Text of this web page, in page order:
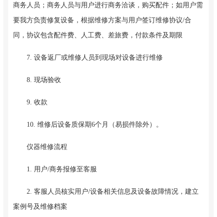
商务人员；商务人员与用户进行商务洽谈，购买配件；如用户需
要我方负责修复设备，根据维修方案与用户签订维修协议/合
同，协议包含配件费、人工费、差旅费，付款条件及期限
7. 设备返厂或维修人员到现场对设备进行维修
8. 现场验收
9. 收款
10. 维修后设备质保期6个月（易损件除外）。
仪器维修流程
1. 用户/商务报修至客服
2. 客服人员核实用户/设备相关信息及设备故障情况，建立
案例号及维修档案